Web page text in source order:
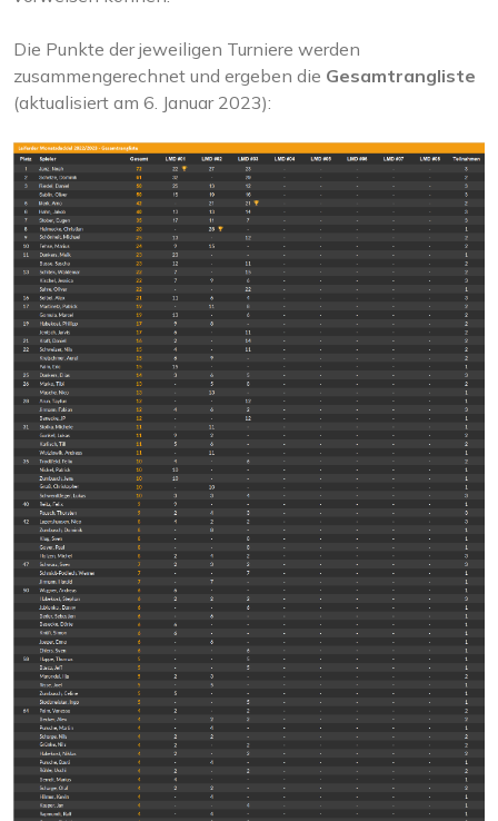
Die Punkte der jeweiligen Turniere werden
zusammengerechnet und ergeben die Gesamtrangliste
(aktualisiert am 6. Januar 2023):